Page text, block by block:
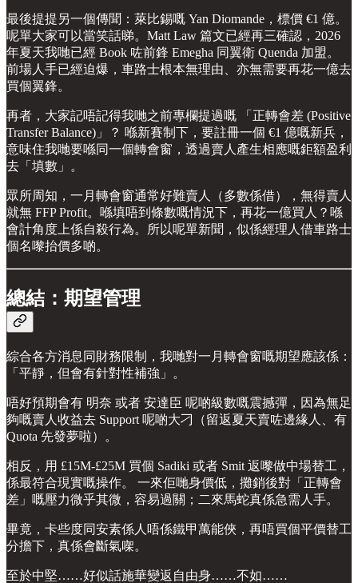
最後提提另一個傳聞：萊比錫嘅 Yan Diomande，標價 €1 億。
呢單大家可以當笑話睇。Matt Law 篇文已經再三確認，2026
年夏天我哋已經 Book 咗前鋒 Emegha 同翼衛 Quenda 加盟。
前場人手已經迫爆，車路士根本無理由、亦無需要再花一億去
買個翼鋒。
再者，大家記唔記得我哋之前專欄提過嘅 「正轉會差 (Positive
Transfer Balance)」？ 喺新賽制下，要註冊一個 €1 億嘅新兵，
意味住我哋要喺同一個轉會窗，透過賣人產生相應嘅鉅額盈利
去「填數」。
眾所周知，一月轉會窗通常好難賣人（多數係借），無得賣人
就無 FFP Profit。喺填唔到條數嘅情況下，再花一億買人？喺
會計角度上係自殺行為。所以呢單新聞，似係經理人借車路士
個名嚟抬價多啲。
總結：期望管理
綜合各方消息同財務限制，我哋對一月轉會窗嘅期望應該係：
「平靜，但會有針對性補強」。
唔好預期會有 明奈 或者 安達臣 呢啲級數嘅震撼彈，因為無足
夠嘅賣人收益去 Support 呢啲大刁（留返夏天賣咗邊緣人、有
Quota 先發夢啦）。
相反，用 £15M-£25M 買個 Sadiki 或者 Smit 返嚟做中場替工，
係最符合現實嘅操作。 一來佢哋身價低，攤銷後對「正轉會
差」嘅壓力微乎其微，容易過關；二來馬蛇真係急需人手。
畢竟，卡些度同安素係人唔係鐵甲萬能俠，再唔買個平價替工
分擔下，真係會斷氣㗎。
至於中堅……好似話施華變返自由身……不如……